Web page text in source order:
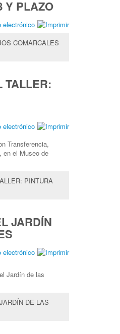
Y PLAZO
COMARCALES
TALLER:
Transferencia,
en el Museo de
PINTURA
JARDÍN
Jardín de las
DE LAS